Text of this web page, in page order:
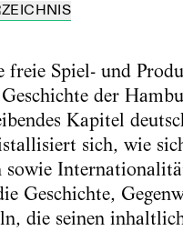
freie Spiel- und
der
Kapitel
sich, wie
Geschichte,
die seinen